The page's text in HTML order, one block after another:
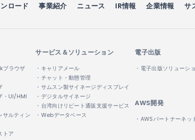
ロード 事業紹介 ニュース IR情報 企業情報 サ
ブラウザ
・UI/HMI
サルティン
トア
サービス＆ソリューション
・キャリアメール
・チャット・動態管理
・サムスン製サイネージディスプレイ
・デジタルサイネージ
・台湾向けリピート通販支援サービス
・Webデータベース
電子出版
・電子出版ソリューシ
AWS開発
・AWSパートナーネッ